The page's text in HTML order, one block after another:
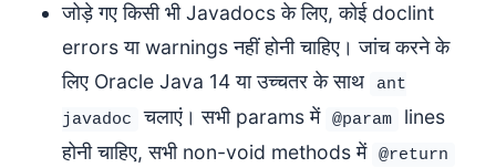
जोड़े गए किसी भी Javadocs के लिए, कोई doclint
errors या warnings नहीं होनी चाहिए। जांच करने के
लिए Oracle Java 14 या उच्चतर के साथ
ant
javadoc
चलाएं। सभी params में @param
lines
होनी चाहिए, सभी non-void methods में @return